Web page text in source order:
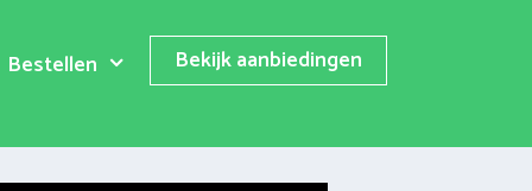
Bestellen Bekijk aanbiedingen